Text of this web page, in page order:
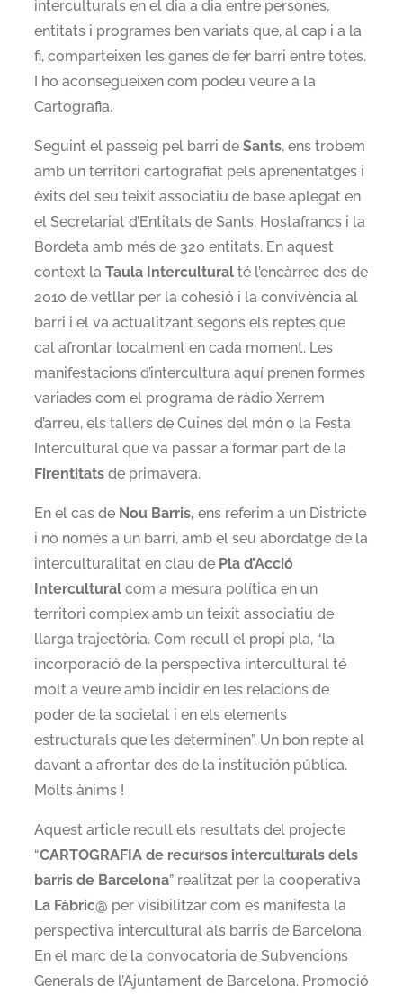
interculturals en el dia a dia entre persones,
entitats i programes ben variats que, al cap i a la
fi, comparteixen les ganes de fer barri entre totes.
I ho aconsegueixen com podeu veure a la
Cartografia.
Seguint el passeig pel barri de Sants, ens trobem
amb un territori cartografiat pels aprenentatges i
èxits del seu teixit associatiu de base aplegat en
el Secretariat d’Entitats de Sants, Hostafrancs i la
Bordeta amb més de 320 entitats. En aquest
context la Taula Intercultural té l’encàrrec des de
2010 de vetllar per la cohesió i la convivència al
barri i el va actualitzant segons els reptes que
cal afrontar localment en cada moment. Les
manifestacions d’intercultura aquí prenen formes
variades com el programa de ràdio Xerrem
d’arreu, els tallers de Cuines del món o la Festa
Intercultural que va passar a formar part de la
Firentitats de primavera.
En el cas de Nou Barris, ens referim a un Districte
i no només a un barri, amb el seu abordatge de la
interculturalitat en clau de Pla d’Acció
Intercultural com a mesura política en un
territori complex amb un teixit associatiu de
llarga trajectòria. Com recull el propi pla, “la
incorporació de la perspectiva intercultural té
molt a veure amb incidir en les relacions de
poder de la societat i en els elements
estructurals que les determinen”. Un bon repte al
davant a afrontar des de la institución pública.
Molts ànims !
Aquest article recull els resultats del projecte
“CARTOGRAFIA de recursos interculturals dels
barris de Barcelona” realitzat per la cooperativa
La Fàbric@ per visibilitzar com es manifesta la
perspectiva intercultural als barris de Barcelona.
En el marc de la convocatoria de Subvencions
Generals de l’Ajuntament de Barcelona. Promoció